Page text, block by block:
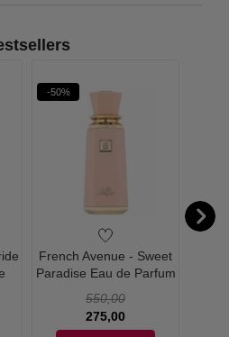
-50%
French Avenue - Sweet
Paradise Eau de Parfum
550,00
275,00